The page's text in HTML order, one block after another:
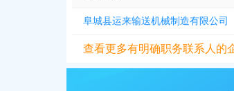
阜城县运来输送机械制造有限公司
查看更多有明确职务联系人的